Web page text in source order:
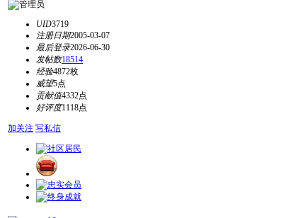
UID3719
注册日期2005-03-07
最后登录2026-06-30
发帖数18514
经验4872枚
威望5点
贡献值4332点
好评度1118点
加关注 写私信